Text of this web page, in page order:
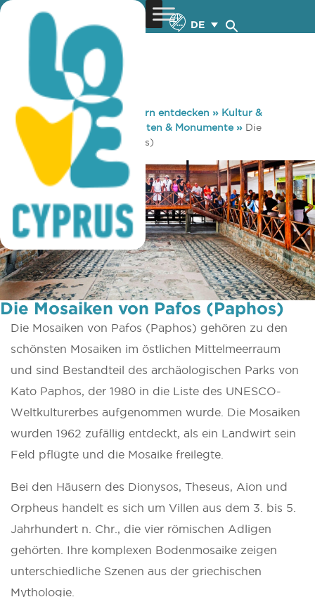
DE
You are here: Home »Zypern entdecken » Kultur &
Religion» Sehenswürdigkeiten & Monumente» Die
Mosaiken von Pafos (Paphos)
Die Mosaiken von Pafos (Paphos)
Die Mosaiken von Pafos (Paphos) gehören zu den
schönsten Mosaiken im östlichen Mittelmeerraum
und sind Bestandteil des archäologischen Parks von
Kato Paphos, der 1980 in die Liste des UNESCO-
Weltkulturerbes aufgenommen wurde. Die Mosaiken
wurden 1962 zufällig entdeckt, als ein Landwirt sein
Feld pflügte und die Mosaike freilegte.
Bei den Häusern des Dionysos, Theseus, Aion und
Orpheus handelt es sich um Villen aus dem 3. bis 5.
Jahrhundert n. Chr., die vier römischen Adligen
gehörten. Ihre komplexen Bodenmosaike zeigen
unterschiedliche Szenen aus der griechischen
Mythologie.